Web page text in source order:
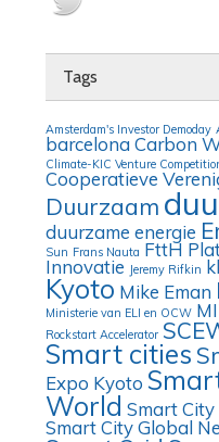
Tags
Amsterdam's Investor Demoday
barcelona Carbon
Climate-KIC Venture
Cooperatieve
Duurzaam
duurzame energie
Sun Frans Nauta FttH
Innovatie Jeremy Rifkin
Kyoto Mike Eman
Ministerie van ELI en OCW
Rockstart Accelerator
Smart cities
Expo Kyoto
World Smart
Smart City Global